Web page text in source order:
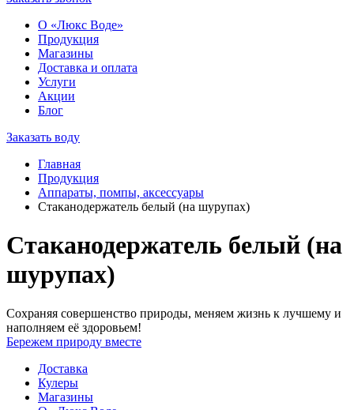
О «Люкс Воде»
Продукция
Магазины
Доставка и оплата
Услуги
Акции
Блог
Заказать воду
Главная
Продукция
Аппараты, помпы, аксессуары
Стаканодержатель белый (на шурупах)
Стаканодержатель белый (на
шурупах)
Сохраняя совершенство природы, меняем жизнь к лучшему и
наполняем её здоровьем!
Бережем природу вместе
Доставка
Кулеры
Магазины